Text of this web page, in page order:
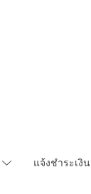
แจ้งชำระเงิน